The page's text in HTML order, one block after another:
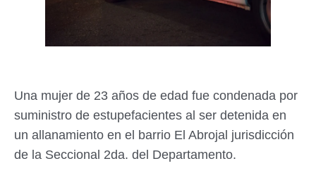
Una mujer de 23 años de edad fue condenada por
suministro de estupefacientes al ser detenida en
un allanamiento en el barrio El Abrojal jurisdicción
de la Seccional 2da. del Departamento.